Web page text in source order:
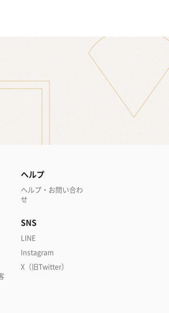
ヘルプ
ヘルプ・お問い合わ
せ
SNS
LINE
Instagram
X（旧Twitter）